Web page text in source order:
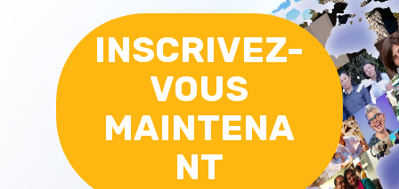
INSCRIVEZ-
VOUS
MAINTENA
NT